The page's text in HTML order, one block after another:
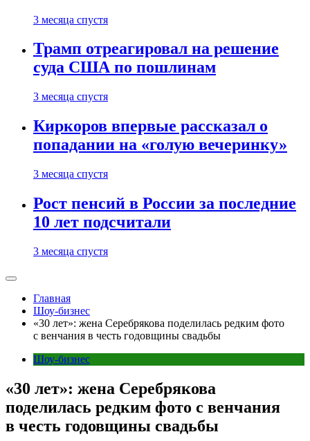
3 месяца спустя
Трамп отреагировал на решение
суда США по пошлинам
3 месяца спустя
Киркоров впервые рассказал о
попадании на «голую вечеринку»
3 месяца спустя
Рост пенсий в России за последние
10 лет подсчитали
3 месяца спустя
Главная
Шоу-бизнес
«30 лет»: жена Серебрякова поделилась редким фото
с венчания в честь годовщины свадьбы
Шоу-бизнес
«30 лет»: жена Серебрякова
поделилась редким фото с венчания
в честь годовщины свадьбы